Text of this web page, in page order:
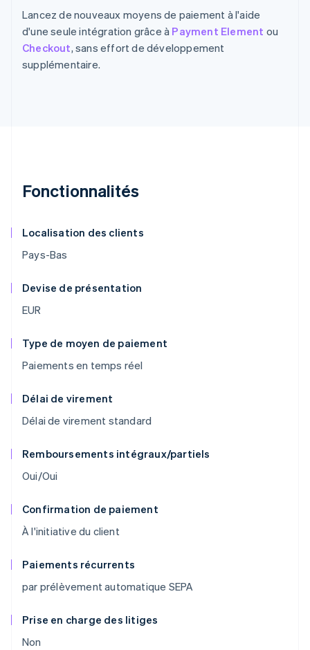
Lancez de nouveaux moyens de paiement à l'aide
d'une seule intégration grâce à Payment Element ou
Checkout, sans effort de développement
supplémentaire.
Fonctionnalités
Localisation des clients
Pays-Bas
Devise de présentation
EUR
Type de moyen de paiement
Paiements en temps réel
Délai de virement
Délai de virement standard
Remboursements intégraux/partiels
Oui/Oui
Confirmation de paiement
À l'initiative du client
Paiements récurrents
par prélèvement automatique SEPA
Prise en charge des litiges
Non